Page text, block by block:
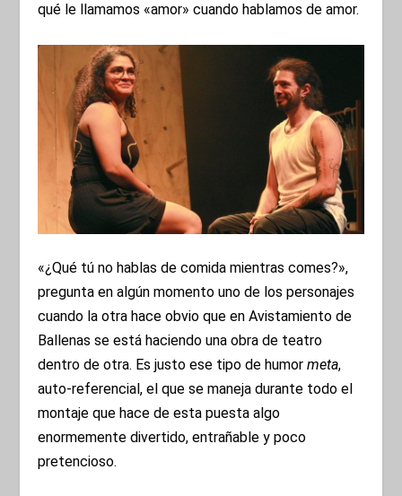
qué le llamamos «amor» cuando hablamos de amor.
«¿Qué tú no hablas de comida mientras comes?»,
pregunta en algún momento uno de los personajes
cuando la otra hace obvio que en Avistamiento de
Ballenas se está haciendo una obra de teatro
dentro de otra. Es justo ese tipo de humormeta,
auto-referencial, el que se maneja durante todo el
montaje que hace de esta puesta algo
enormemente divertido, entrañable y poco
pretencioso.